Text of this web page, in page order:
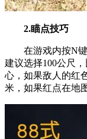
2.瞄点技巧
在游戏内按N键
建议选择100公尺
心，如果敌人的红
米，如果红点在地